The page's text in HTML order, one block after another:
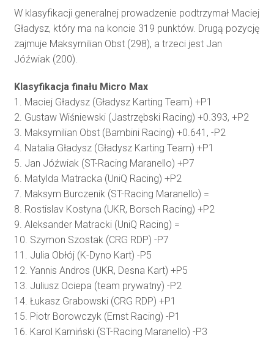
W klasyfikacji generalnej prowadzenie podtrzymał Maciej
Gładysz, który ma na koncie 319 punktów. Drugą pozycję
zajmuje Maksymilian Obst (298), a trzeci jest Jan
Jóźwiak (200).
Klasyfikacja finału Micro Max
1. Maciej Gładysz (Gładysz Karting Team) +P1
2. Gustaw Wiśniewski (Jastrzębski Racing) +0.393, +P2
3. Maksymilian Obst (Bambini Racing) +0.641, -P2
4. Natalia Gładysz (Gładysz Karting Team) +P1
5. Jan Jóźwiak (ST-Racing Maranello) +P7
6. Matylda Matracka (UniQ Racing) +P2
7. Maksym Burczenik (ST-Racing Maranello) =
8. Rostislav Kostyna (UKR, Borsch Racing) +P2
9. Aleksander Matracki (UniQ Racing) =
10. Szymon Szostak (CRG RDP) -P7
11. Julia Obłój (K-Dyno Kart) -P5
12. Yannis Andros (UKR, Desna Kart) +P5
13. Juliusz Ociepa (team prywatny) -P2
14. Łukasz Grabowski (CRG RDP) +P1
15. Piotr Borowczyk (Ernst Racing) -P1
16. Karol Kamiński (ST-Racing Maranello) -P3